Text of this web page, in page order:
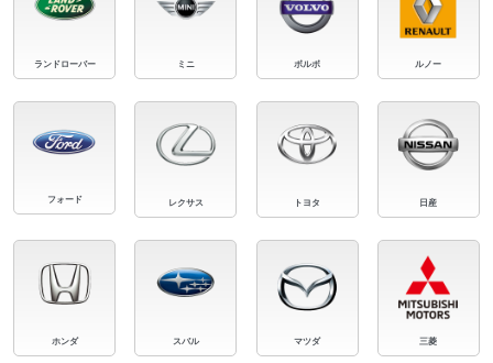
ランドローバー ミニ ボルボ ルノー
フォード レクサス トヨタ 日産
ホンダ スバル マツダ 三菱